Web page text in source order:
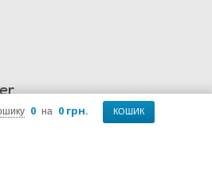
0 на 0 грн. КОШИК